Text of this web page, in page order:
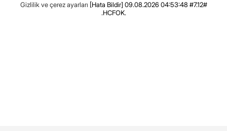
Gizlilik ve çerez ayarları [Hata Bildir] 09.08.2026 04:53:48 #7.12#
.HCFOK.